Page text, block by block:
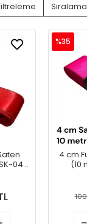
Sıralama
04-
4 cm
(10
%35